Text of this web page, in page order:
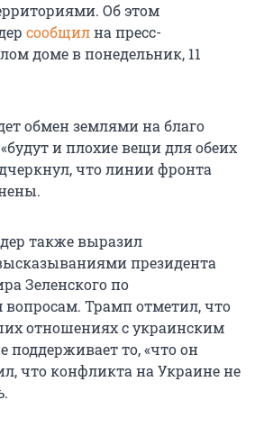
Об этом
сообщилна пресс-
доме в понедельник, 11
обмен землями на благо
и плохие вещи для обеих
что линии фронта
также выразил
президента
Зеленского по
Трамп отметил, что
отношениях с украинским
поддерживает то, «что он
что конфликта на Украине не